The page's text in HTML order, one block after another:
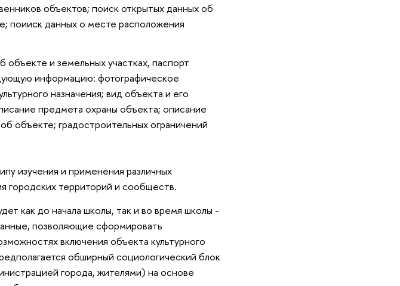
объектов; поиск открытых данных об
поииск данных о месте расположения
и земельных участках, паспорт
информацию: фотографическое
назначения; вид объекта и его
предмета охраны объекта; описание
объекте; градостроительных ограничений
изучения и применения различных
городских территорий и сообществ.
как до начала школы, так и во время школы -
позволяющие сформировать
включения объекта культурного
обширный социологический блок
города, жителями) на основе